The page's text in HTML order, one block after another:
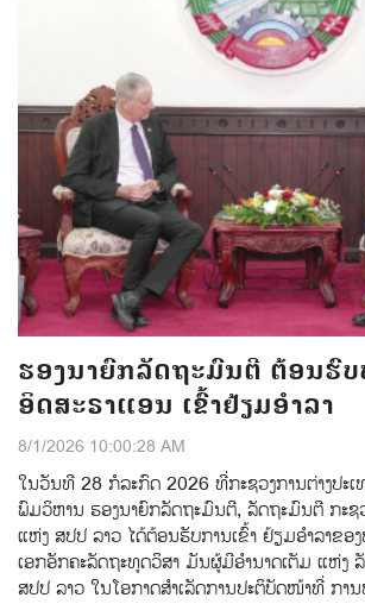
ຮອງນາຍົກລັດຖະມົນຕີ ຕ້ອນຮົ
ອິດສະຣາແອນ ເຂົ້າຢ້ຽມອຳລາ
8/1/2026 10:00:28 AM
ໃນວັນທີ 28 ກໍລະກົດ 2026 ທີ່ກະຊວງການຕ່າງປະ
ພົມວິຫານ ຮອງນາຍົກລັດຖະມົນຕີ, ລັດຖະມົນຕີ ກະຊວ
ແຫ່ງ ສປປ ລາວ ໄດ້ຕ້ອນຮັບການເຂົ້າ ຢ້ຽມອໍາລາຂອ
ເອກອັກຄະລັດຖະທູດວິສາ ມັນຜູ້ມີອໍານາດເຕັມ ແຫ່ງ
ສປປ ລາວ ໃນໂອກາດສໍາເລັດການປະຕິບັດໜ້າທີ່ ກາ